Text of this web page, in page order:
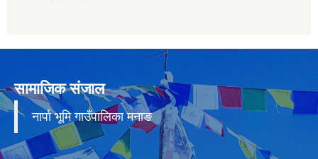
सामाजिक संजाल
नार्पा भूमि गाउँपालिका मनाङ